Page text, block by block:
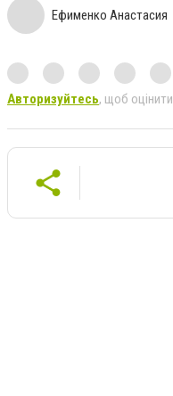
Ефименко Анастасия
Авторизуйтесь, щоб оцінити